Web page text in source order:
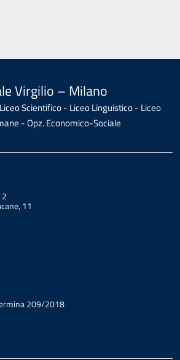
Virgilio – Milano
Scientifico - Liceo Linguistico - Liceo
- Opz. Economico-Sociale
11
209/2018